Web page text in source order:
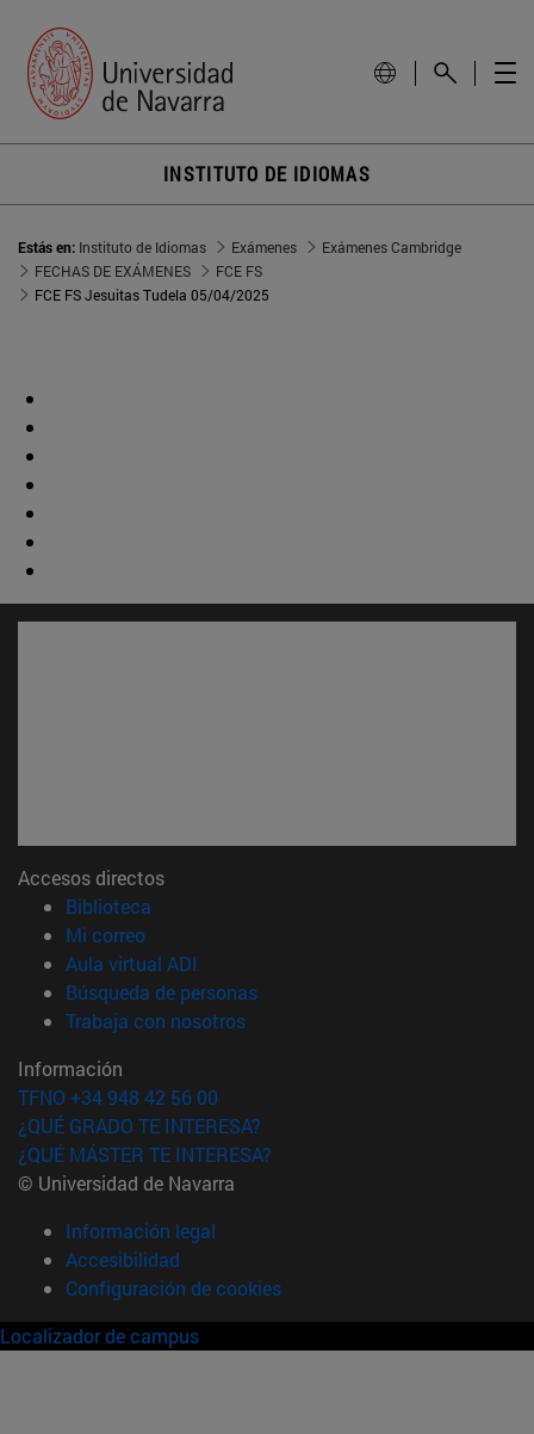
INSTITUTO DE IDIOMAS
Estás en: Instituto de Idiomas Exámenes
Exámenes Cambridge
FECHAS DE EXÁMENES
FCE FS
FCE FS Jesuitas Tudela 05/04/2025
Accesos directos
Biblioteca
Mi correo(abre en nueva ventana)
Aula virtual ADI
Búsqueda de personas(abre en nueva ventana)
Trabaja con nosotros(abre en nueva ventana)
Información
TFNO +34 948 42 56 00
¿QUÉ GRADO TE INTERESA?
¿QUÉ MÁSTER TE INTERESA?
© Universidad de Navarra
Información legal
Accesibilidad
Configuración de cookies
Localizador de campus